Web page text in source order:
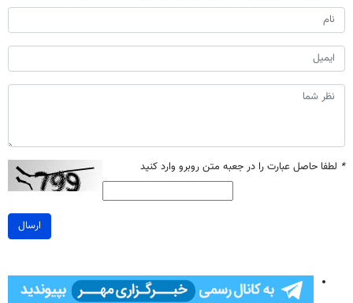
* لطفا حاصل عبارت را در جعبه متن روبرو وارد کنید
ارسال